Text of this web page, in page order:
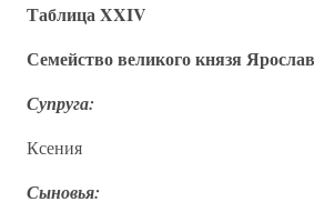
Таблица XXIV
Семейство великого князя
Супруга:
Ксения
Сыновья: